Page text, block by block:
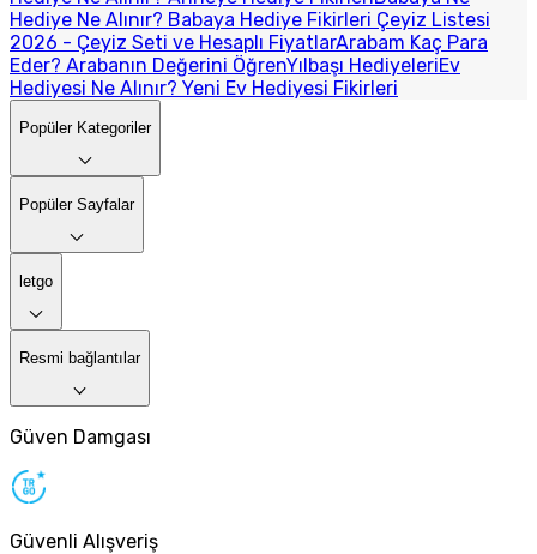
Hediye Ne Alınır? Babaya Hediye Fikirleri Çeyiz Listesi
2026 - Çeyiz Seti ve Hesaplı FiyatlarArabam Kaç Para
Eder? Arabanın Değerini ÖğrenYılbaşı HediyeleriEv
Hediyesi Ne Alınır? Yeni Ev Hediyesi Fikirleri
Popüler Kategoriler
Popüler Sayfalar
letgo
Resmi bağlantılar
Güven Damgası
Güvenli Alışveriş